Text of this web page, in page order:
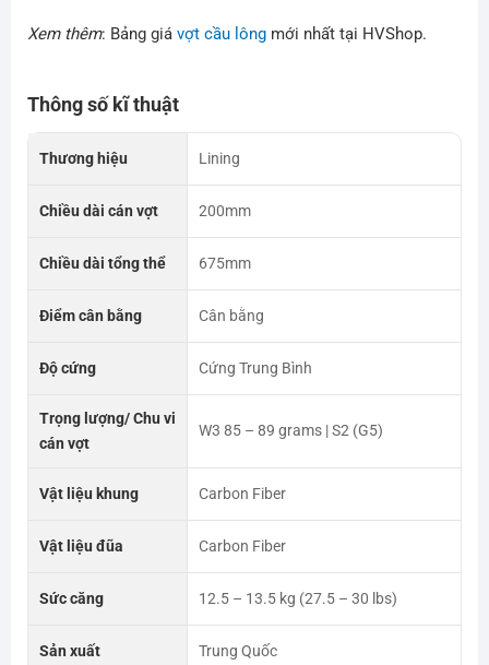
Xem thêm: Bảng giá vợt cầu lôngmới nhất tại HVShop.
Thông số kĩ thuật
Thương hiệu Lining
Chiều dài cán vợt 200mm
Chiều dài tổng thể 675mm
Điểm cân bằng Cân bằng
Độ cứng Cứng Trung Bình
Trọng lượng/ Chu vi
cán vợt
W3 85 – 89 grams | S2 (G5)
Vật liệu khung Carbon Fiber
Vật liệu đũa Carbon Fiber
Sức căng 12.5 – 13.5 kg (27.5 – 30 lbs)
Sản xuất Trung Quốc